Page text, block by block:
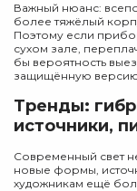
Важный нюанс:
более тяжёлый
Поэтому если
сухом зале,
бы вероятность
защищённую
Тренды:
источники,
Современный свет
новые формы,
художникам ещё